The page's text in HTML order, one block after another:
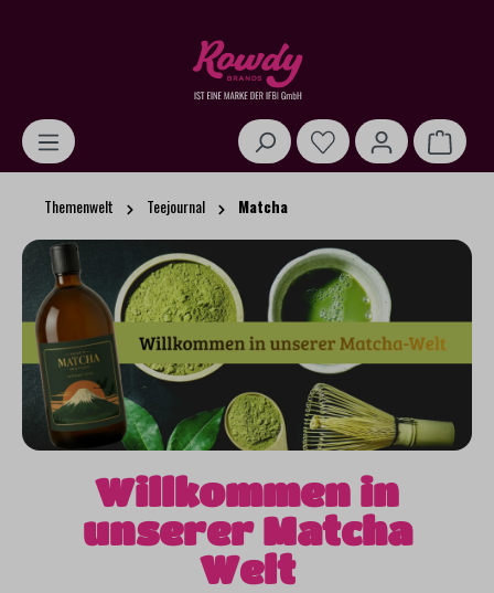
Themenwelt Teejournal Matcha
Willkommen in
unserer Matcha
Welt